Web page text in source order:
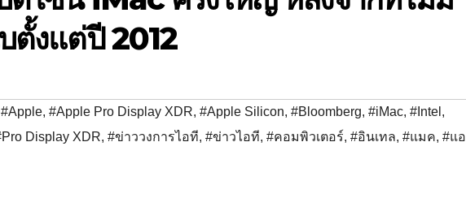
ตั้งแต่ปี 2012
#Apple, #Apple Pro Display XDR, #Apple Silicon, #Bloomberg, #iMac, #Intel ,
Display XDR, #ข่าววงการไอที, #ข่าวไอที, #คอมพิวเตอร์, #อินเทล, #แมค, #แอ